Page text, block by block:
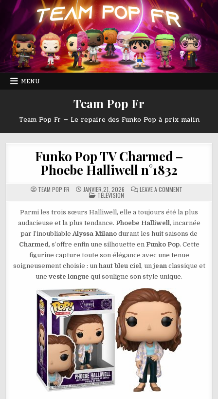
content
MENU
Team Pop Fr
Team Pop Fr — Le repaire des Funko Pop à prix malin
Funko Pop TV Charmed –
Phoebe Halliwell n°1832
TEAM POP FR JANVIER 21, 2026 LEAVE A COMMENT
POP
CHARMED
–
PHOEBE
HALLIWELL
N°1832
POSTED
IN
TÉLÉVISION
Parmi les trois sœurs Halliwell, elle a toujours été la plus
audacieuse et la plus tendance. Phoebe Halliwell, incarnée
par l’inoubliable Alyssa Milano durant les huit saisons de
Charmed, s’offre enfin une silhouette en Funko Pop. Cette
figurine capture toute son élégance avec une tenue
soigneusement choisie : un haut bleu ciel, un jeanclassique et
une veste longue qui souligne son style unique.